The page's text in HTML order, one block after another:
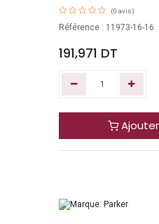
(0 avis)
Référence : 11973-16-16
191,971 DT